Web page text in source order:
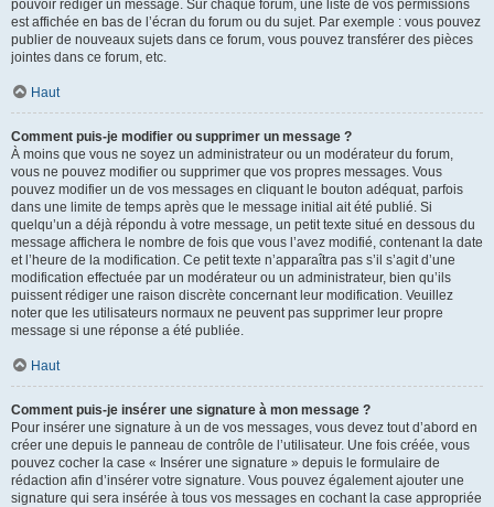
pouvoir rédiger un message. Sur chaque forum, une liste de vos permissions
est affichée en bas de l’écran du forum ou du sujet. Par exemple : vous pouvez
publier de nouveaux sujets dans ce forum, vous pouvez transférer des pièces
jointes dans ce forum, etc.
Haut
Comment puis-je modifier ou supprimer un message ?
À moins que vous ne soyez un administrateur ou un modérateur du forum,
vous ne pouvez modifier ou supprimer que vos propres messages. Vous
pouvez modifier un de vos messages en cliquant le bouton adéquat, parfois
dans une limite de temps après que le message initial ait été publié. Si
quelqu’un a déjà répondu à votre message, un petit texte situé en dessous du
message affichera le nombre de fois que vous l’avez modifié, contenant la date
et l’heure de la modification. Ce petit texte n’apparaîtra pas s’il s’agit d’une
modification effectuée par un modérateur ou un administrateur, bien qu’ils
puissent rédiger une raison discrète concernant leur modification. Veuillez
noter que les utilisateurs normaux ne peuvent pas supprimer leur propre
message si une réponse a été publiée.
Haut
Comment puis-je insérer une signature à mon message ?
Pour insérer une signature à un de vos messages, vous devez tout d’abord en
créer une depuis le panneau de contrôle de l’utilisateur. Une fois créée, vous
pouvez cocher la case « Insérer une signature » depuis le formulaire de
rédaction afin d’insérer votre signature. Vous pouvez également ajouter une
signature qui sera insérée à tous vos messages en cochant la case appropriée